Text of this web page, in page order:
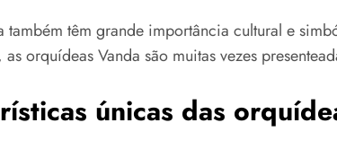
também têm grande importância cultural e
orquídeas Vanda são muitas vezes
únicas das